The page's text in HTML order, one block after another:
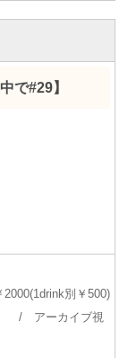
で#29】
別￥500)
） / アーカイブ視